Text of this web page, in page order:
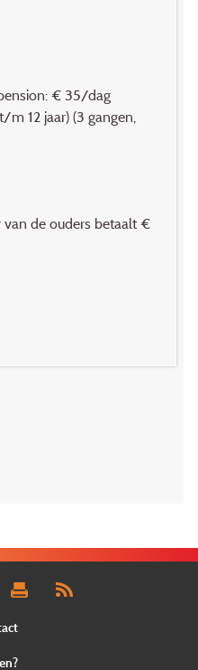
€ 35/dag
m 12 jaar) (3 gangen,
de ouders betaalt €